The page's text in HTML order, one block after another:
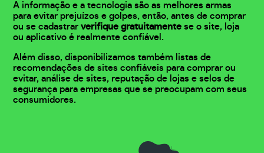
A informação e a tecnologia são as melhores armas
para evitar prejuízos e golpes, então, antes de comprar
ou se cadastrarverifique gratuitamente se o site, loja
ou aplicativo é realmente confiável.
Além disso, disponibilizamos também listas de
recomendações de sites confiáveis para comprar ou
evitar, análise de sites, reputação de lojas e selos de
segurança para empresas que se preocupam com seus
consumidores.